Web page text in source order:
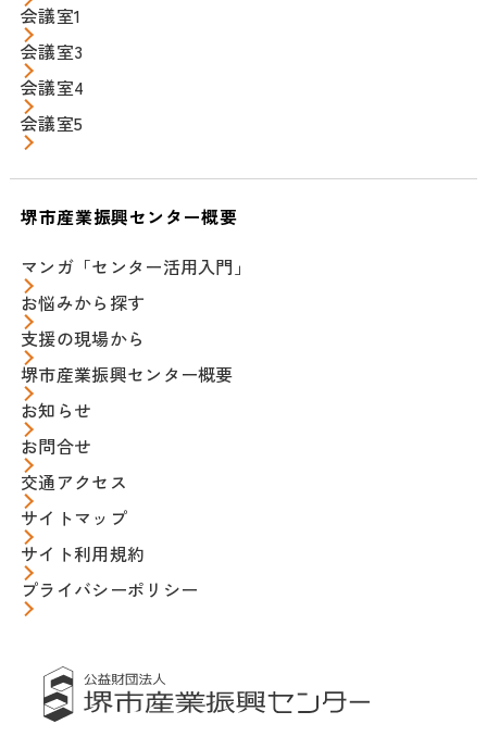
会議室1
会議室3
会議室4
会議室5
堺市産業振興センター概要
マンガ「センター活用入門」
お悩みから探す
支援の現場から
堺市産業振興センター概要
お知らせ
お問合せ
交通アクセス
サイトマップ
サイト利用規約
プライバシーポリシー